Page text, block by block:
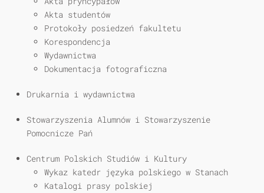
Akta studentów
Protokoły posiedzeń fakultetu
Korespondencja
Wydawnictwa
Dokumentacja fotograficzna
Drukarnia i wydawnictwa
Stowarzyszenia Alumnów i Stowarzyszenie
Pomocnicze Pań
Centrum Polskich Studiów i Kultury
Wykaz katedr języka polskiego w Stanach
Katalogi prasy polskiej